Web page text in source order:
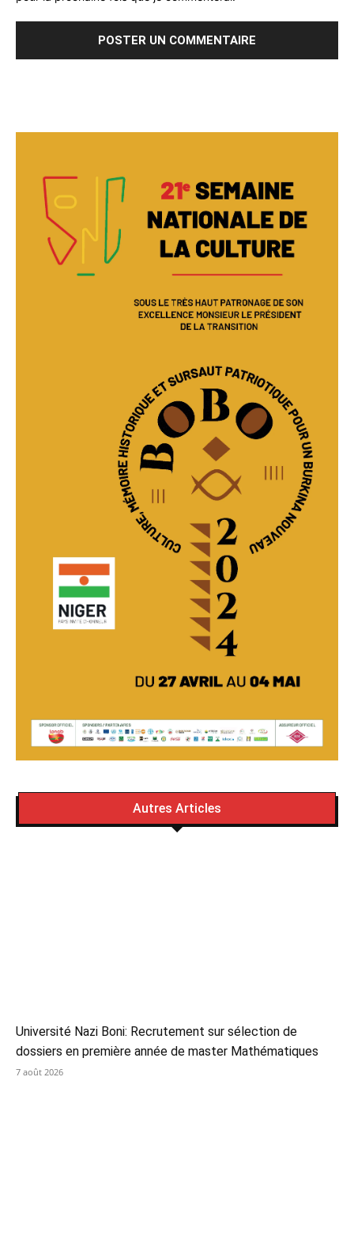
Autres Articles
Université Nazi Boni: Recrutement sur sélection de
dossiers en première année de master Mathématiques
7 août 2026